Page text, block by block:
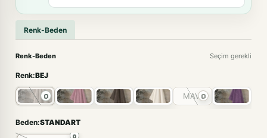
Renk-Beden
Renk-Beden Seçim gerekli
Renk:BEJ
MAVİ
Beden:STANDART